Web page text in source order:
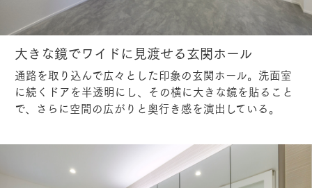
大きな鏡でワイドに見渡せる玄関ホール
通路を取り込んで広々とした印象の玄関ホール。洗面室
に続くドアを半透明にし、その横に大きな鏡を貼ること
で、さらに空間の広がりと奥行き感を演出している。